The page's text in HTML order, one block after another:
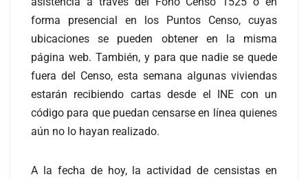
forma presencial en los Puntos Censo, cuyas
ubicaciones se pueden obtener en la misma
página web. También, y para que nadie se quede
fuera del Censo, esta semana algunas viviendas
estarán recibiendo cartas desde el INE con un
código para que puedan censarse en línea quienes
aún no lo hayan realizado.
A la fecha de hoy, la actividad de censistas en